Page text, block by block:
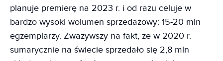
planuje premierę na 2023 r. i od razu celuje w
bardzo wysoki wolumen sprzedażowy: 15-20 mln
egzemplarzy. Zważywszy na fakt, że w 2020 r.
sumarycznie na świecie sprzedało się 2,8 mln